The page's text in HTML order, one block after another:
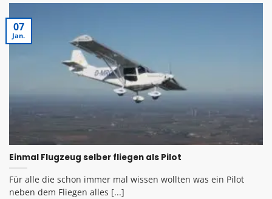
Einmal Flugzeug selber fliegen als Pilot
Für alle die schon immer mal wissen wollten was ein Pilot
neben dem Fliegen alles [...]
07
Jan.